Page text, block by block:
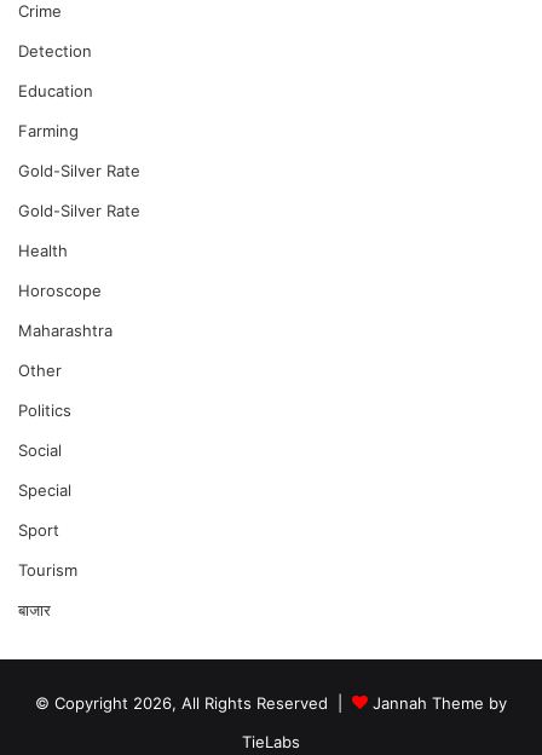
Crime
Detection
Education
Farming
Gold-Silver Rate
Gold-Silver Rate
Health
Horoscope
Maharashtra
Other
Politics
Social
Special
Sport
Tourism
बाजार
© Copyright 2026, All Rights Reserved |
Jannah Theme by
TieLabs